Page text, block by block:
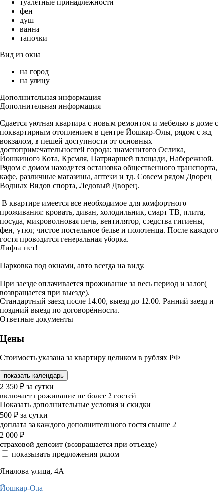
туалетные принадлежности
фен
душ
ванна
тапочки
Вид из окна
на город
на улицу
Дополнительная информация
Дополнительная информация
Сдается уютная квартира с новым ремонтом и мебелью в доме с
поквартирным отоплением в центре Йошкар-Олы, рядом с жд
вокзалом, в пешей доступности от основных
достопримечательностей города: знаменитого Ослика,
Йошкиного Кота, Кремля, Патриаршей площади, Набережной.
Рядом с домом находится остановка общественного транспорта,
кафе, различные магазины, аптеки и тд. Совсем рядом Дворец
Водных Видов спорта, Ледовый Дворец.
В квартире имеется все необходимое для комфортного
проживания: кровать, диван, холодильник, смарт ТВ, плита,
посуда, микроволновая печь, вентилятор, средства гигиены,
фен, утюг, чистое постельное белье и полотенца. После каждого
гостя проводится генеральная уборка.
Лифта нет!
Парковка под окнами, авто всегда на виду.
При заезде оплачивается проживание за весь период и залог(
возвращается при выезде).
Стандартный заезд после 14.00, выезд до 12.00. Ранний заезд и
поздний выезд по договорённости.
Ответные документы.
Цены
Стоимость указана за квартиру целиком в рублях РФ
показать календарь
2 350 ₽ за сутки
включает проживание не более 2 гостей
Показать дополнительные условия и скидки
500 ₽ за сутки
доплата за каждого дополнительного гостя свыше 2
2 000 ₽
страховой депозит (возвращается при отъезде)
показывать предложения рядом
Яналова улица, 4А
Йошкар-Ола